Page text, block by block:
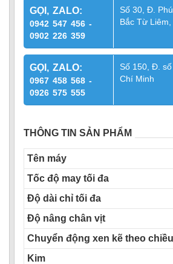
GỌI, ZALO:
0942 547 456 -
0902 226 359
Số 30, Đ.
Bắc Từ
GỌI, ZALO:
0967 458 568 -
0926 575 555
Số 150, Đ.
Chí Minh
THÔNG TIN SẢN PHẨM
Tên máy
Tốc độ may tối đa
Độ dài chỉ tối đa
Độ nâng chân vịt
Chuyển động xen kẽ theo
Kim